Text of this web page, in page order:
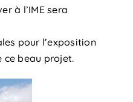
à l’IME sera
pour l’exposition
beau projet.